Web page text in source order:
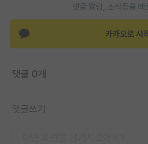
댓글 알람, 소식등을 빠
카카오로 시
댓글 0개
댓글쓰기